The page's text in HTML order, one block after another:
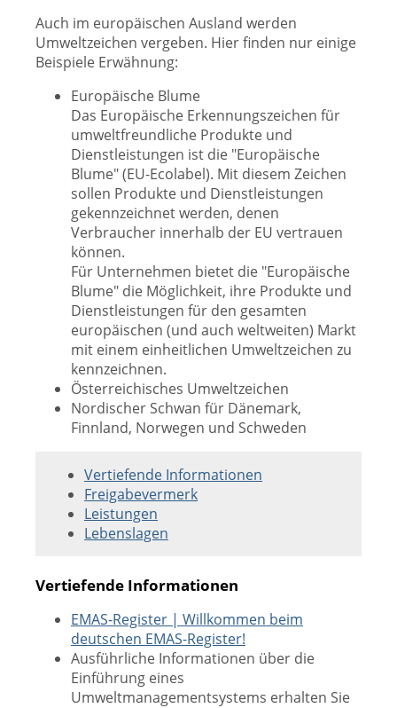
Auch im europäischen Ausland werden
Umweltzeichen vergeben. Hier finden nur einige
Beispiele Erwähnung:
Europäische Blume
Das Europäische Erkennungszeichen für
umweltfreundliche Produkte und
Dienstleistungen ist die "Europäische
Blume" (EU-Ecolabel). Mit diesem Zeichen
sollen Produkte und Dienstleistungen
gekennzeichnet werden, denen
Verbraucher innerhalb der EU vertrauen
können.
Für Unternehmen bietet die "Europäische
Blume" die Möglichkeit, ihre Produkte und
Dienstleistungen für den gesamten
europäischen (und auch weltweiten) Markt
mit einem einheitlichen Umweltzeichen zu
kennzeichnen.
Österreichisches Umweltzeichen
Nordischer Schwan für Dänemark,
Finnland, Norwegen und Schweden
Vertiefende Informationen
Freigabevermerk
Leistungen
Lebenslagen
Vertiefende Informationen
EMAS-Register | Willkommen beim
deutschen EMAS-Register!
Ausführliche Informationen über die
Einführung eines
Umweltmanagementsystems erhalten Sie